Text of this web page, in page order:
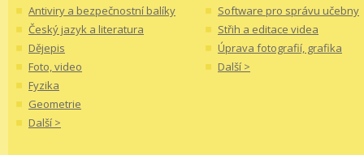
Antiviry a bezpečnostní balíky
Český jazyk a literatura
Dějepis
Foto, video
Fyzika
Geometrie
Další >
Software pro správu učebny
Střih a editace videa
Úprava fotografií, grafika
Další >